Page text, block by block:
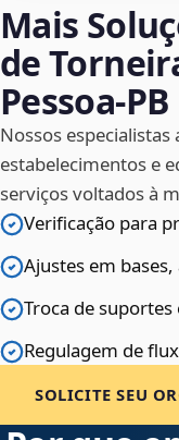
Mais
de
Pessoa‑PB
Nossos
estabelecimentos e
serviços voltados à
Verificação para
Ajustes em
Troca de
Regulagem de
SOLICITE SEU